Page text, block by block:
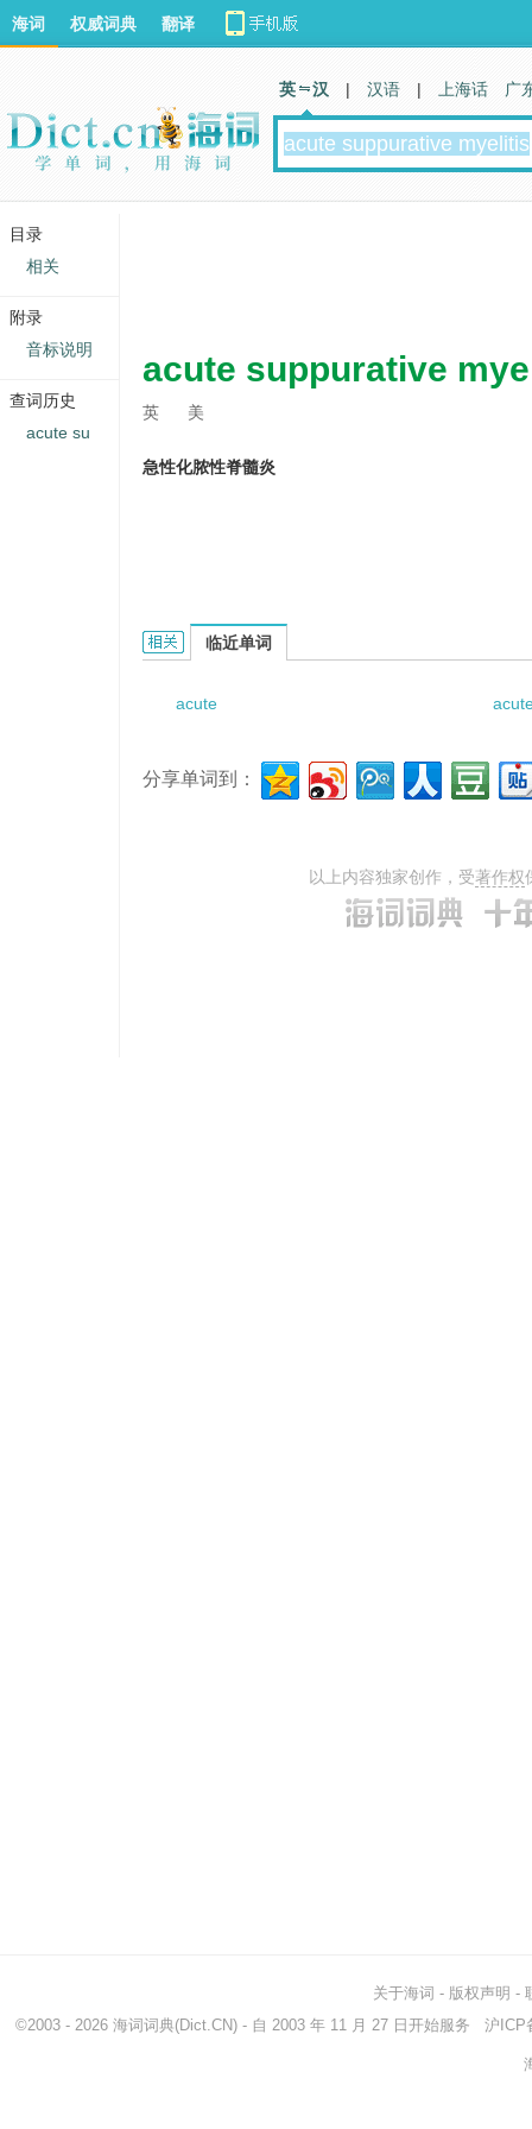
acute suppurative
英 美
急性化脓性脊髓炎
acute suppurative myelitis的相关资料：
临近单词
acute
分享单词到：
以上内容独家创作，受著作权
海词 权威词典 翻译
英 汉 | 汉语 | 上海话 广
关于海词 - 版权声明 -
©2003 - 2026 海词词典(Dict.CN) - 自 2003 年 11 月 27 日开始服务 沪ICP
目录
相关
附录
音标说明
查词历史
acute su